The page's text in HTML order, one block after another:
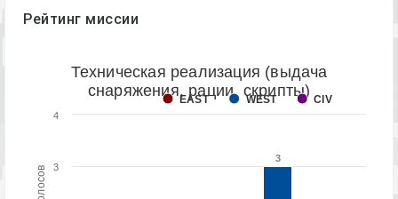
Рейтинг миссии
Техническая реализация (выдача
снаряжения, рации, скрипты)
3
3
EAST WEST CIV
3
4